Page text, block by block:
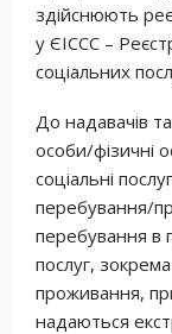
здійснюють
у ЄІССС –
соціальних
До надавачів
особи/фізичні
соціальні
перебування/
перебування в
послуг,
проживання,
надаються